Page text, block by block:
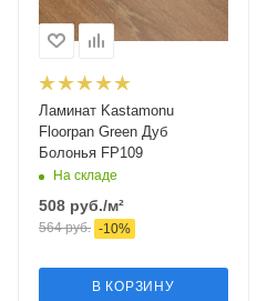
Ламинат Kastamonu
Floorpan Green Дуб
Болонья FP109
На складе
508 руб./м²
564руб. -10%
В КОРЗИНУ